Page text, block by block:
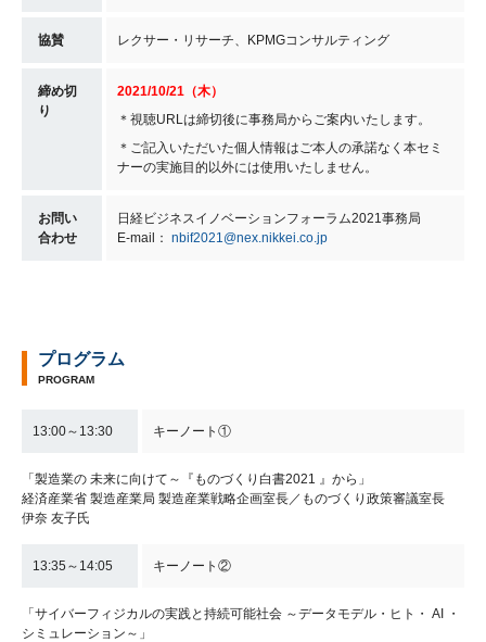
協賛 レクサー・リサーチ、KPMGコンサルティング
締め切
り
2021/10/21（木）
＊視聴URLは締切後に事務局からご案内いたします。
＊ご記入いただいた個人情報はご本人の承諾なく本セミ
ナーの実施目的以外には使用いたしません。
お問い
合わせ
日経ビジネスイノベーションフォーラム2021事務局
E-mail： nbif2021@nex.nikkei.co.jp
プログラム
PROGRAM
13:00～13:30 キーノート①
「製造業の 未来に向けて～『ものづくり白書2021 』から」
経済産業省 製造産業局 製造産業戦略企画室長／ものづくり政策審議室長
伊奈 友子氏
13:35～14:05 キーノート②
「サイバーフィジカルの実践と持続可能社会 ～データモデル・ヒト・ AI ・
シミュレーション～」